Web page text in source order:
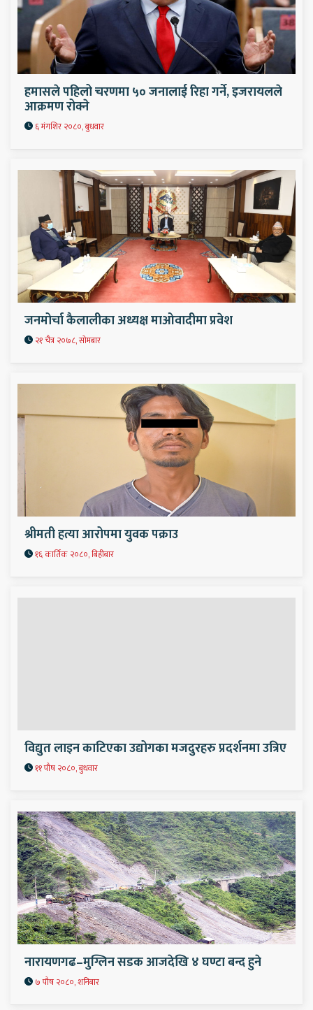
हमासले पहिलो चरणमा ५० जनालाई रिहा गर्ने, इजरायलले
आक्रमण रोक्ने
६ मंगशिर २०८०, बुधवार
जनमोर्चा कैलालीका अध्यक्ष माओवादीमा प्रवेश
२१ चैत्र २०७८, सोमबार
श्रीमती हत्या आरोपमा युवक पक्राउ
१६ कार्तिक २०८०, बिहीबार
विद्युत लाइन काटिएका उद्योगका मजदुरहरु प्रदर्शनमा उत्रिए
११ पौष २०८०, बुधवार
नारायणगढ–मुग्लिन सडक आजदेखि ४ घण्टा बन्द हुने
७ पौष २०८०, शनिबार